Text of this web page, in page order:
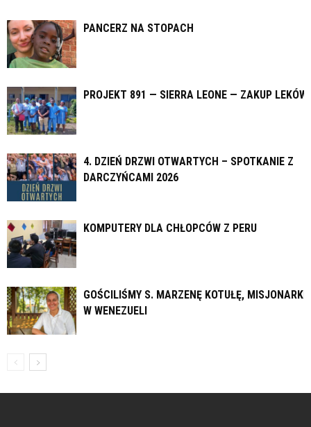
PANCERZ NA STOPACH
PROJEKT 891 — SIERRA LEONE — ZAKUP LEKÓW
4. DZIEŃ DRZWI OTWARTYCH – SPOTKANIE Z
DARCZYŃCAMI 2026
KOMPUTERY DLA CHŁOPCÓW Z PERU
GOŚCILIŚMY S. MARZENĘ KOTUŁĘ, MISJONARKĘ
W WENEZUELI